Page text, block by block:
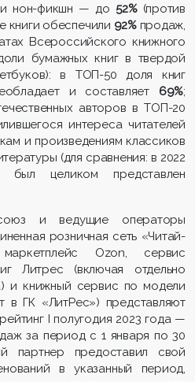
нон-фикшн — до 52%(против
книги обеспечили 92%продаж,
Всероссийского книжного
бумажных книг в твердой
в ТОП-50 доля книг
и составляет 69%;
авторов в ТОП-20
интереса читателей
и произведениям классиков
(для сравнения: в 2022
был целиком представлен
и ведущие операторы
розничная сеть «Читай-
Ozon, сервис
Литрес (включая отдельно
и книжный сервис по модели
в ГК «ЛитРес») представляют
I полугодия 2023 года —
за период с 1 января по 30
партнер предоставил свой
в указанный период,